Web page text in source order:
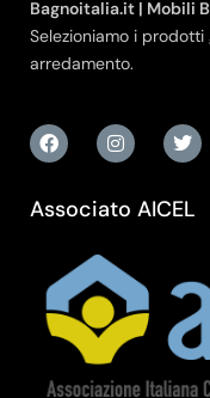
Bagnoitalia.it | Mobili
Selezioniamo i
arredamento.
Associato AICEL